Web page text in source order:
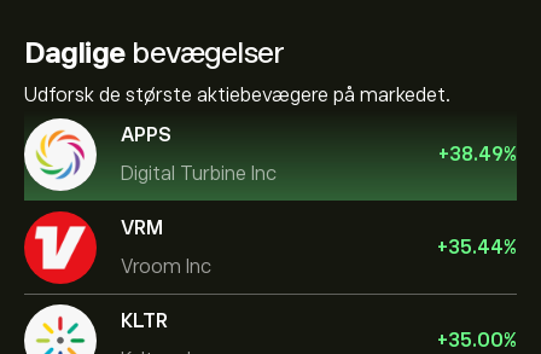
Dagligebevægelser
Udforsk de største aktiebevægere på markedet.
APPS
Digital Turbine Inc
+38.49%
VRM
Vroom Inc
+35.44%
KLTR
+35.00%